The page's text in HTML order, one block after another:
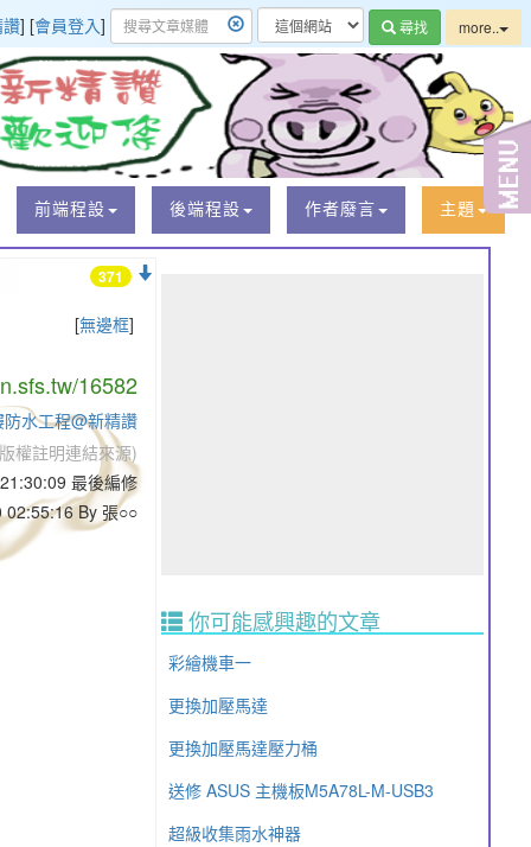
] [會員登入] 尋找 more..
前端程設 後端程設 作者廢言 主題
[無邊框]
371
16582
水工程@新精讚
權註明連結來源)
最後編修
02:55:16 By 張○○
你可能感興趣的文章
彩繪機車一
更換加壓馬達
更換加壓馬達壓力桶
送修 ASUS 主機板M5A78L-M-USB3
超級收集雨水神器